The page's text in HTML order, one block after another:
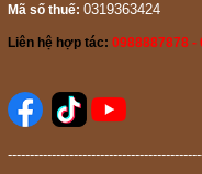
Mã số thuế: 0319363424
Liên hệ hợp tác: 0988887878 -